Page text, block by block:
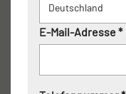
E-Mail-Adresse *